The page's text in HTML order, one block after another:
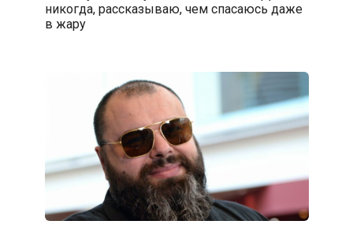
никогда, рассказываю, чем спасаюсь даже
в жару